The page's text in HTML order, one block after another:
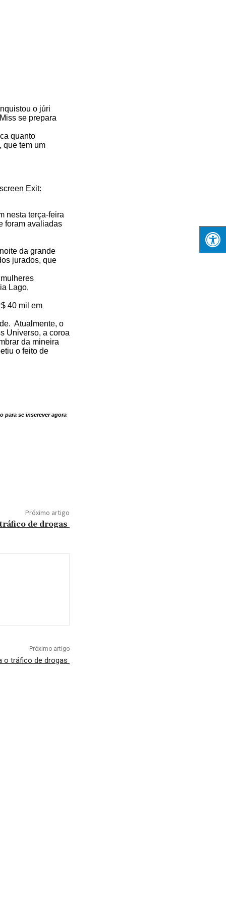
o júri
se prepara
quanto
que tem um
Exit:
nesta terça-feira
foram avaliadas
da grande
jurados, que
Lago,
40 mil em
Atualmente, o
Universo, a coroa
da mineira
o feito de
para se inscrever agora
Próximo artigo
de drogas
Próximo artigo
o tráfico de drogas